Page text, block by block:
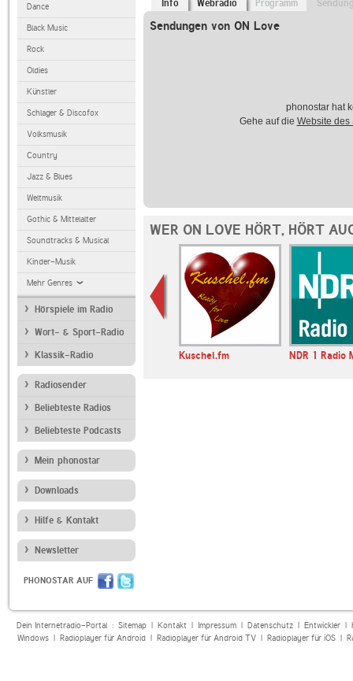
Dance
Black Music
Rock
Oldies
Künstler
Schlager & Discofox
Volksmusik
Country
Jazz & Blues
Weltmusik
Gothic & Mittelalter
Soundtracks & Musical
Kinder-Musik
Mehr Genres
Hörspiele im Radio
Wort- & Sport-Radio
Klassik-Radio
Radiosender
Beliebteste Radios
Beliebteste Podcasts
Mein phonostar
Downloads
Hilfe & Kontakt
Newsletter
PHONOSTAR AUF
Info Webradio Programm
Sendungen von ON Love
phonostar hat
Gehe auf die Website des
WER ON LOVE HÖRT, HÖRT
NDR 2 Kuschel.fm NDR 1 Radio
Dein Internetradio-Portal : Sitemap| Kontakt| Impressum| Datenschutz| Entwickler|
Windows| Radioplayer für Android| Radioplayer für Android TV| Radioplayer für iOS|